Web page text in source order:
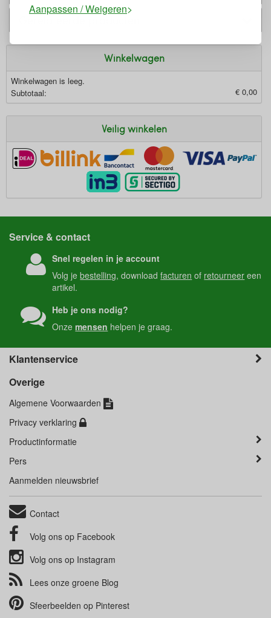
Aanpassen / Weigeren
Gerelateerde producten
Winkelwagen
Winkelwagen is leeg.
Subtotaal:
€ 0,00
Veilig winkelen
Service & contact
Snel regelen in je account
Volg jebestelling, downloadfacturen of retourneer een
artikel.
Heb je ons nodig?
Onzemensen helpen je graag.
Klantenservice
Overige
Algemene Voorwaarden
Privacy verklaring
Productinformatie
Pers
Aanmelden nieuwsbrief
Contact
Volg ons op Facebook
Volg ons op Instagram
Lees onze groene Blog
Sfeerbeelden op Pinterest